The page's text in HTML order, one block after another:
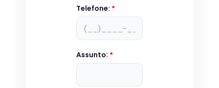
Telefone: *
Assunto: *